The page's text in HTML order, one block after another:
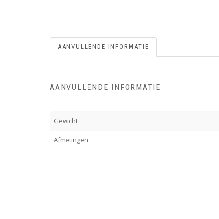
AANVULLENDE INFORMATIE
AANVULLENDE INFORMATIE
Gewicht
Afmetingen